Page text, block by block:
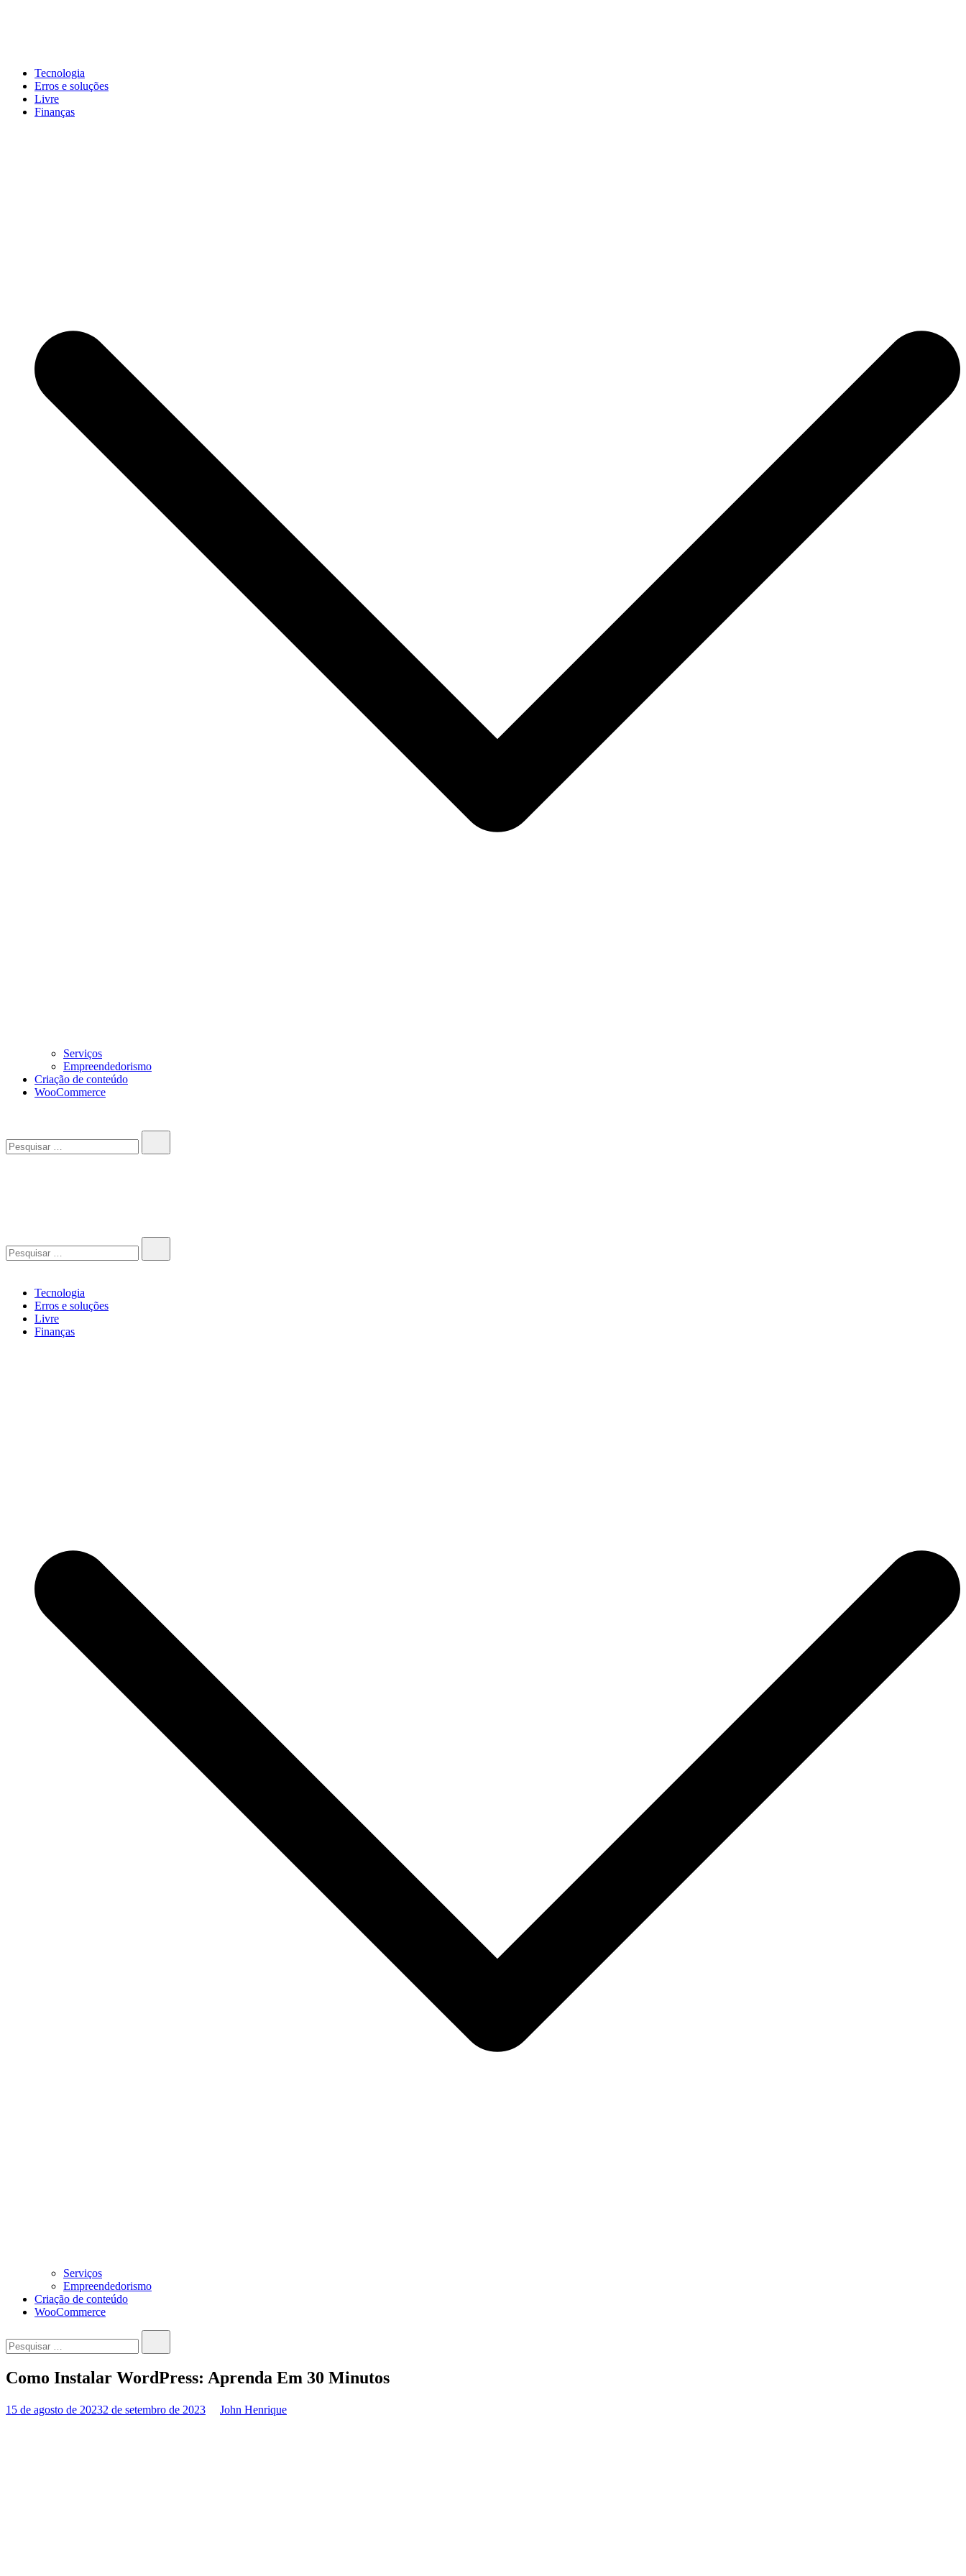
John-Henrique
Distribuindo conteúdo útil
Tecnologia
Erros e soluções
Livre
Finanças
Serviços
Empreendedorismo
Criação de conteúdo
WooCommerce
Tecnologia
Erros e soluções
Livre
Finanças
Serviços
Empreendedorismo
Criação de conteúdo
WooCommerce
Como Instalar WordPress: Aprenda Em 30 Minutos
15 de agosto de 20232 de setembro de 2023 John Henrique